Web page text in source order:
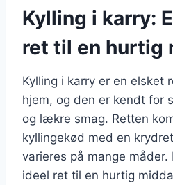
Kylling i karry:
ret til en hurtig
Kylling i karry er en elsket
hjem, og den er kendt for
og lækre smag. Retten
kyllingekød med en
varieres på mange
ideel ret til en hurtig